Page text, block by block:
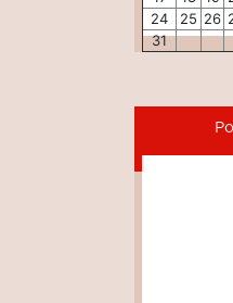
24
25 26
31